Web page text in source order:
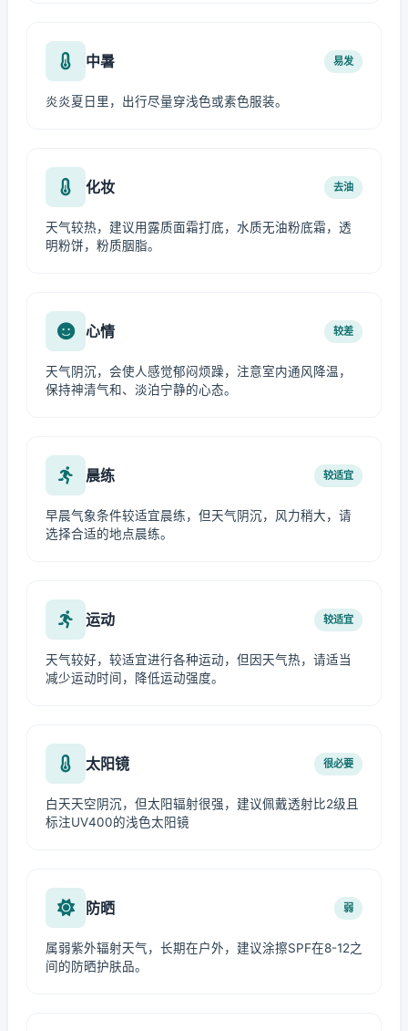
中暑 易发
炎炎夏日里，出行尽量穿浅色或素色服装。
化妆 去油
天气较热，建议用露质面霜打底，水质无油粉底霜，透
明粉饼，粉质胭脂。
心情 较差
天气阴沉，会使人感觉郁闷烦躁，注意室内通风降温，
保持神清气和、淡泊宁静的心态。
晨练 较适宜
早晨气象条件较适宜晨练，但天气阴沉，风力稍大，请
选择合适的地点晨练。
运动 较适宜
天气较好，较适宜进行各种运动，但因天气热，请适当
减少运动时间，降低运动强度。
太阳镜 很必要
白天天空阴沉，但太阳辐射很强，建议佩戴透射比2级且
标注UV400的浅色太阳镜
防晒 弱
属弱紫外辐射天气，长期在户外，建议涂擦SPF在8-12之
间的防晒护肤品。